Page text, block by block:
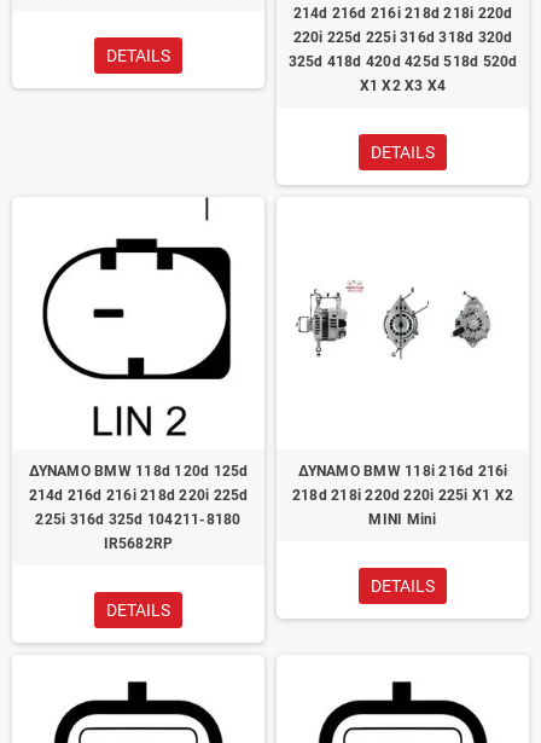
DETAILS
214d 216d 216i 218d 218i 220d
220i 225d 225i 316d 318d 320d
325d 418d 420d 425d 518d 520d
X1 X2 X3 X4
DETAILS
ΔΥΝΑΜΟ BMW 118d 120d 125d
214d 216d 216i 218d 220i 225d
225i 316d 325d 104211-8180
IR5682RP
DETAILS
ΔΥΝΑΜΟ BMW 118i 216d 216i
218d 218i 220d 220i 225i X1 X2
MINI Mini
DETAILS